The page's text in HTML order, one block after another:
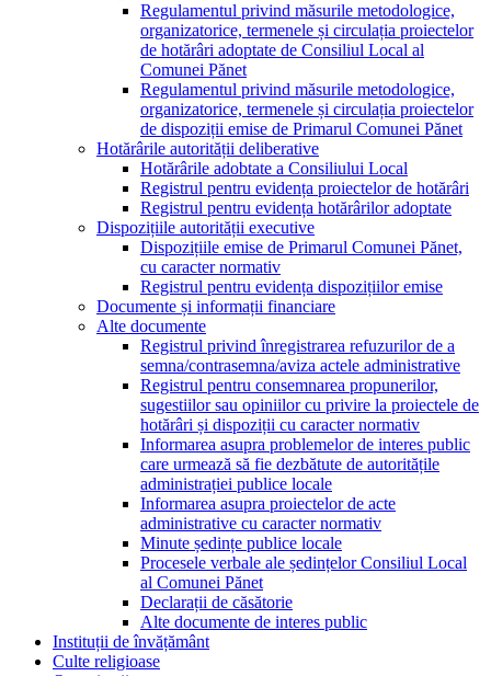
Regulamentul privind măsurile metodologice,
organizatorice, termenele și circulația proiectelor
de hotărâri adoptate de Consiliul Local al
Comunei Pănet
Regulamentul privind măsurile metodologice,
organizatorice, termenele și circulația proiectelor
de dispoziții emise de Primarul Comunei Pănet
Hotărârile autorității deliberative
Hotărârile adobtate a Consiliului Local
Registrul pentru evidența proiectelor de hotărâri
Registrul pentru evidența hotărârilor adoptate
Dispozițiile autorității executive
Dispozițiile emise de Primarul Comunei Pănet,
cu caracter normativ
Registrul pentru evidența dispozițiilor emise
Documente și informații financiare
Alte documente
Registrul privind înregistrarea refuzurilor de a
semna/contrasemna/aviza actele administrative
Registrul pentru consemnarea propunerilor,
sugestiilor sau opiniilor cu privire la proiectele de
hotărâri și dispoziții cu caracter normativ
Informarea asupra problemelor de interes public
care urmează să fie dezbătute de autoritățile
administrației publice locale
Informarea asupra proiectelor de acte
administrative cu caracter normativ
Minute ședințe publice locale
Procesele verbale ale ședințelor Consiliul Local
al Comunei Pănet
Declarații de căsătorie
Alte documente de interes public
Instituții de învățământ
Culte religioase